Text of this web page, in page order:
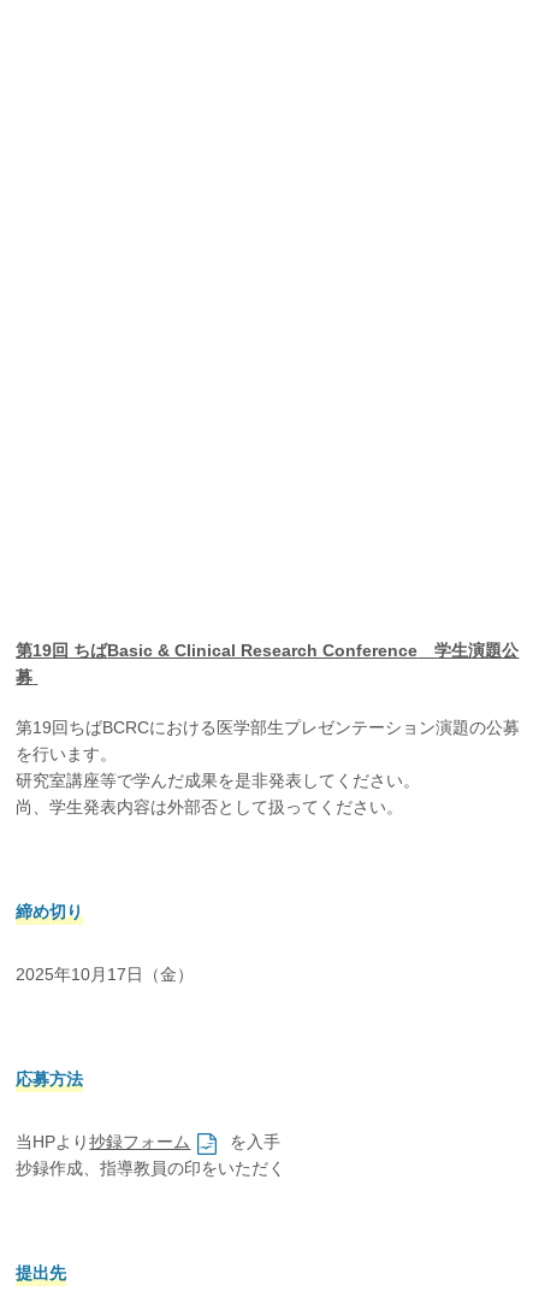
第19回 ちばBasic & Clinical Research Conference 学生演題公
募
第19回ちばBCRCにおける医学部生プレゼンテーション演題の公募
を行います。
研究室講座等で学んだ成果を是非発表してください。
尚、学生発表内容は外部否として扱ってください。
締め切り
2025年10月17日（金）
応募方法
当HPより抄録フォーム
を入手
抄録作成、指導教員の印をいただく
提出先